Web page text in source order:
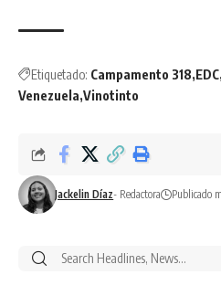
Etiquetado: Campamento 318 EDC
Venezuela Vinotinto
Jackelin Díaz- Redactora Publicado